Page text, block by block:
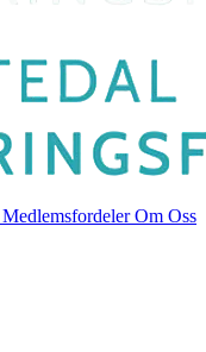
MedlemsfordelerOm Oss